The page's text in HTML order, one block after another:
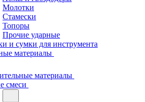
Молотки
Стамески
Топоры
Прочие ударные
и сумки для инструмента
материалы
материалы
смеси